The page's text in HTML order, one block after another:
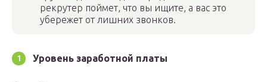
рекрутер поймет, что вы ищите, а вас это
убережет от лишних звонков.
Уровень заработной платы